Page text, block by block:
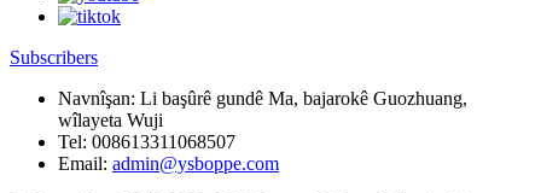
Subscribers
Navnîşan: Li başûrê gundê Ma, bajarokê Guozhuang,
wîlayeta Wuji
Tel: 008613311068507
Email: admin@ysboppe.com